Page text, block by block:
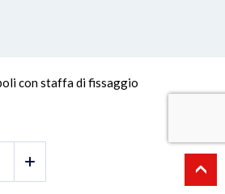
con staffa di fissaggio